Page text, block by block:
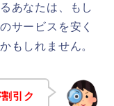
あなたは、もし
サービスを安く
もしれません。
引ク